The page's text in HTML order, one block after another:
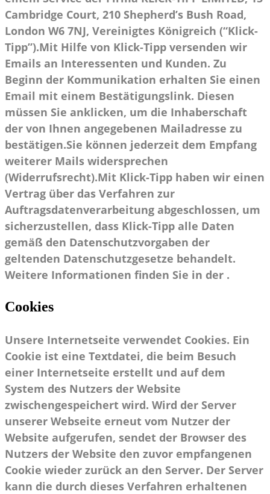
Cambridge Court, 210 Shepherd’s Bush Road,
London W6 7NJ, Vereinigtes Königreich (“Klick-
Tipp”).Mit Hilfe von Klick-Tipp versenden wir
Emails an Interessenten und Kunden. Zu
Beginn der Kommunikation erhalten Sie einen
Email mit einem Bestätigungslink. Diesen
müssen Sie anklicken, um die Inhaberschaft
der von Ihnen angegebenen Mailadresse zu
bestätigen.Sie können jederzeit dem Empfang
weiterer Mails widersprechen
(Widerrufsrecht).Mit Klick-Tipp haben wir einen
Vertrag über das Verfahren zur
Auftragsdatenverarbeitung abgeschlossen, um
sicherzustellen, dass Klick-Tipp alle Daten
gemäß den Datenschutzvorgaben der
geltenden Datenschutzgesetze behandelt.
Weitere Informationen finden Sie in der .
Cookies
Unsere Internetseite verwendet Cookies. Ein
Cookie ist eine Textdatei, die beim Besuch
einer Internetseite erstellt und auf dem
System des Nutzers der Website
zwischengespeichert wird. Wird der Server
unserer Webseite erneut vom Nutzer der
Website aufgerufen, sendet der Browser des
Nutzers der Website den zuvor empfangenen
Cookie wieder zurück an den Server. Der Server
kann die durch dieses Verfahren erhaltenen